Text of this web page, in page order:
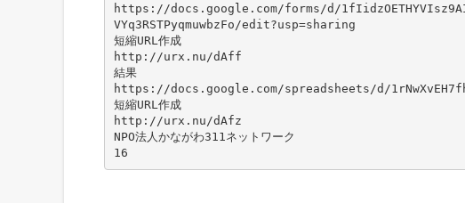
https://docs.google.com/forms/d/
VYq3RSTPyqmuwbzFo/edit?usp=sharing
短縮URL作成
http://urx.nu/dAff
結果
https://docs.google.com/spreadsheets/d/
短縮URL作成
http://urx.nu/dAfz
NPO法人かながわ311ネットワーク